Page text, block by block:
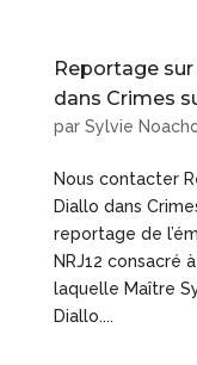
Reportage sur
dans Crimes
par Sylvie
Nous contacter
Diallo dans
reportage de
NRJ12 consacré
laquelle Maître
Diallo....